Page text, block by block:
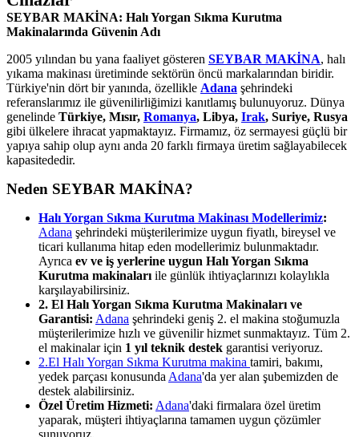
SEYBAR MAKİNA: Halı Yorgan Sıkma Kurutma
Makinalarında Güvenin Adı
2005 yılından bu yana faaliyet gösteren SEYBAR MAKİNA, halı
yıkama makinası üretiminde sektörün öncü markalarından biridir.
Türkiye'nin dört bir yanında, özellikle Adana şehrindeki
referanslarımız ile güvenilirliğimizi kanıtlamış bulunuyoruz. Dünya
genelinde Türkiye, Mısır, Romanya, Libya, Irak, Suriye, Rusya
gibi ülkelere ihracat yapmaktayız. Firmamız, öz sermayesi güçlü bir
yapıya sahip olup aynı anda 20 farklı firmaya üretim sağlayabilecek
kapasitededir.
Neden SEYBAR MAKİNA?
Halı Yorgan Sıkma Kurutma Makinası Modellerimiz:
Adana şehrindeki müşterilerimize uygun fiyatlı, bireysel ve
ticari kullanıma hitap eden modellerimiz bulunmaktadır.
Ayrıca ev ve iş yerlerine uygun Halı Yorgan Sıkma
Kurutma makinaları ile günlük ihtiyaçlarınızı kolaylıkla
karşılayabilirsiniz.
2. El Halı Yorgan Sıkma Kurutma Makinaları ve
Garantisi: Adana şehrindeki geniş 2. el makina stoğumuzla
müşterilerimize hızlı ve güvenilir hizmet sunmaktayız. Tüm 2.
el makinalar için 1 yıl teknik destek garantisi veriyoruz.
2.El Halı Yorgan Sıkma Kurutma makina tamiri, bakımı,
yedek parçası konusunda Adana'da yer alan şubemizden de
destek alabilirsiniz.
Özel Üretim Hizmeti: Adana'daki firmalara özel üretim
yaparak, müşteri ihtiyaçlarına tamamen uygun çözümler
sunuyoruz.